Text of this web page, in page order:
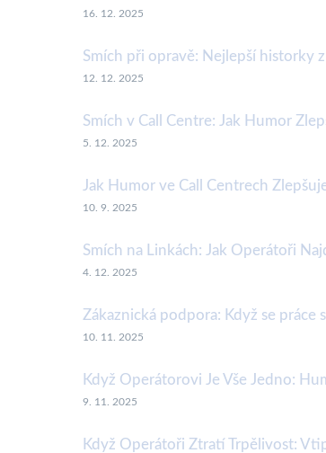
16. 12. 2025
Smích při opravě: Nejlepší historky
12. 12. 2025
Smích v Call Centre: Jak Humor
5. 12. 2025
Jak Humor ve Call Centrech
10. 9. 2025
Smích na Linkách: Jak Operátoři
4. 12. 2025
Zákaznická podpora: Když se práce
10. 11. 2025
Když Operátorovi Je Vše Jedno:
9. 11. 2025
Když Operátoři Ztratí Trpělivost: